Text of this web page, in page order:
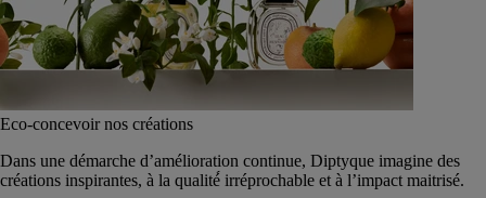
Eco-concevoir nos créations
Dans une démarche d’amélioration continue, Diptyque imagine des
créations inspirantes, à la qualité́ irréprochable et à l’impact maitrisé.